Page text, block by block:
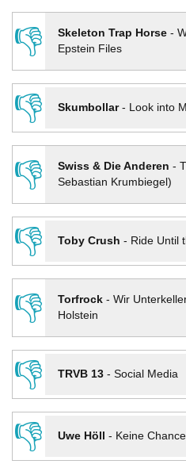
👎
Skeleton Trap Horse-
Epstein Files
👎
Skumbollar- Look into
👎
Swiss & Die Anderen -
Sebastian Krumbiegel)
👎
Toby Crush - Ride Until
👎
Torfrock- Wir
Holstein
👎
TRVB 13- Social Media
👎
Uwe Höll - Keine Chance